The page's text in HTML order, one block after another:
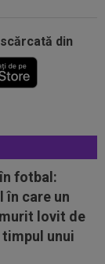
din
fotbal:
în care un
lovit de
unui
mai
verii
League